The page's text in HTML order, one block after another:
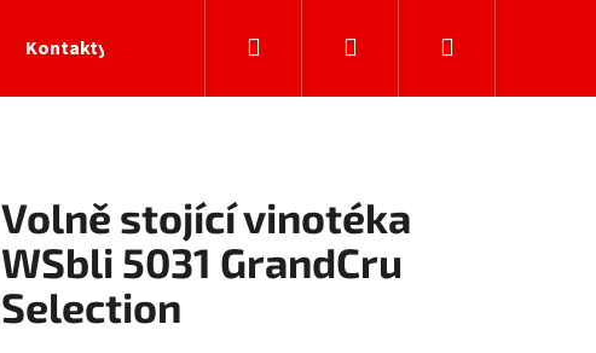
Kontakty Hledat PřihlášeníNákupní
Volně stojící vinotéka
WSbli 5031 GrandCru
Selection